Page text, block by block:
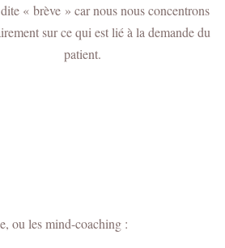
« brève » car nous nous concentrons
sur ce qui est lié à la demande du
patient.
ou les mind-coaching :